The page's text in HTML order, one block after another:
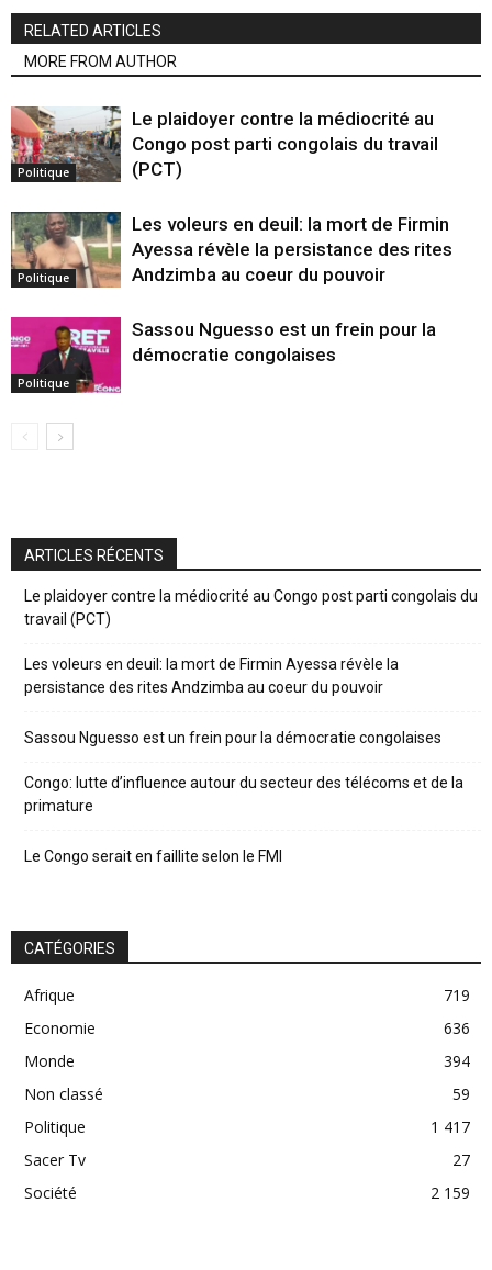
RELATED ARTICLES
MORE FROM AUTHOR
Politique
Le plaidoyer contre la médiocrité au
Congo post parti congolais du travail
(PCT)
Politique
Les voleurs en deuil: la mort de Firmin
Ayessa révèle la persistance des rites
Andzimba au coeur du pouvoir
Politique
Sassou Nguesso est un frein pour la
démocratie congolaises
ARTICLES RÉCENTS
Le plaidoyer contre la médiocrité au Congo post parti congolais du
travail (PCT)
Les voleurs en deuil: la mort de Firmin Ayessa révèle la
persistance des rites Andzimba au coeur du pouvoir
Sassou Nguesso est un frein pour la démocratie congolaises
Congo: lutte d’influence autour du secteur des télécoms et de la
primature
Le Congo serait en faillite selon le FMI
CATÉGORIES
Afrique
719
Economie
636
Monde
394
Non classé
59
Politique
1 417
Sacer Tv
27
Société
2 159